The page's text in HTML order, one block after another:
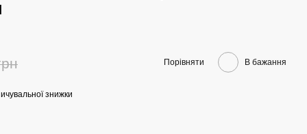
Порівняти В бажання
знижки